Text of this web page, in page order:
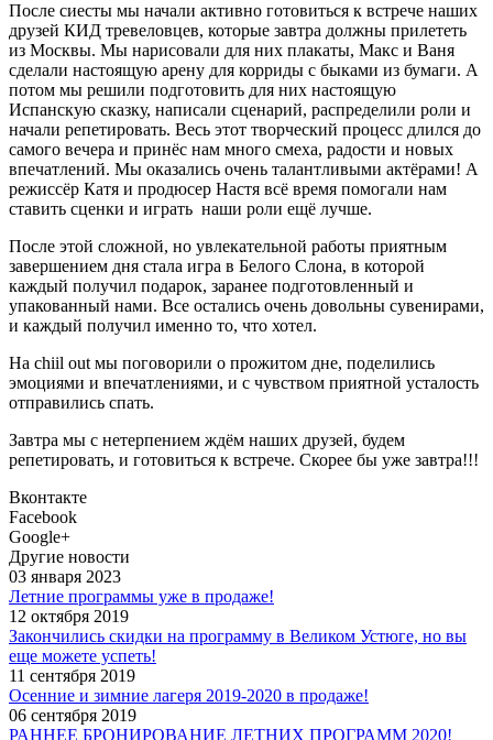
После сиесты мы начали активно готовиться к встрече наших
друзей КИД тревеловцев, которые завтра должны прилететь
из Москвы. Мы нарисовали для них плакаты, Макс и Ваня
сделали настоящую арену для корриды с быками из бумаги. А
потом мы решили подготовить для них настоящую
Испанскую сказку, написали сценарий, распределили роли и
начали репетировать. Весь этот творческий процесс длился до
самого вечера и принёс нам много смеха, радости и новых
впечатлений. Мы оказались очень талантливыми актёрами! А
режиссёр Катя и продюсер Настя всё время помогали нам
ставить сценки и играть наши роли ещё лучше.
После этой сложной, но увлекательной работы приятным
завершением дня стала игра в Белого Слона, в которой
каждый получил подарок, заранее подготовленный и
упакованный нами. Все остались очень довольны сувенирами,
и каждый получил именно то, что хотел.
На chiil out мы поговорили о прожитом дне, поделились
эмоциями и впечатлениями, и с чувством приятной усталость
отправились спать.
Завтра мы с нетерпением ждём наших друзей, будем
репетировать, и готовиться к встрече. Скорее бы уже завтра!!!
Вконтакте
Facebook
Google+
Другие новости
03 января 2023
Летние программы уже в продаже!
12 октября 2019
Закончились скидки на программу в Великом Устюге, но вы
еще можете успеть!
11 сентября 2019
Осенние и зимние лагеря 2019-2020 в продаже!
06 сентября 2019
РАННЕЕ БРОНИРОВАНИЕ ЛЕТНИХ ПРОГРАММ 2020!